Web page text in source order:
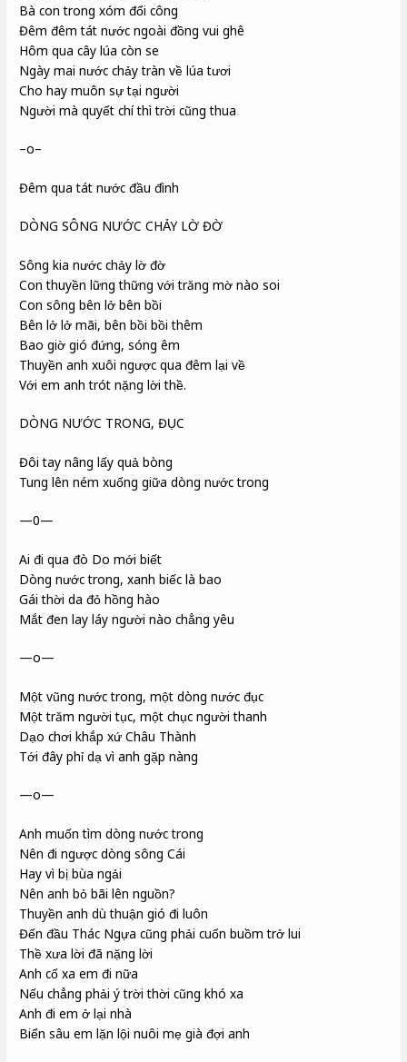
Bà con trong xóm đổi công
Đêm đêm tát nước ngoài đồng vui ghê
Hôm qua cây lúa còn se
Ngày mai nước chảy tràn về lúa tươi
Cho hay muôn sự tại người
Người mà quyết chí thì trời cũng thua
–o–
Đêm qua tát nước đầu đình
DÒNG SÔNG NƯỚC CHẢY LỜ ĐỜ
Sông kia nước chảy lờ đờ
Con thuyền lững thững với trăng mờ nào soi
Con sông bên lở bên bồi
Bên lở lở mãi, bên bồi bồi thêm
Bao giờ gió đứng, sóng êm
Thuyền anh xuôi ngược qua đêm lại về
Với em anh trót nặng lời thề.
DÒNG NƯỚC TRONG, ĐỤC
Đôi tay nâng lấy quả bòng
Tung lên ném xuống giữa dòng nước trong
—0—
Ai đi qua đò Do mới biết
Dòng nước trong, xanh biếc là bao
Gái thời da đỏ hồng hào
Mắt đen lay láy người nào chẳng yêu
—o—
Một vũng nước trong, một dòng nước đục
Một trăm người tục, một chục người thanh
Dạo chơi khắp xứ Châu Thành
Tới đây phỉ dạ vì anh gặp nàng
—o—
Anh muốn tìm dòng nước trong
Nên đi ngược dòng sông Cái
Hay vì bị bùa ngải
Nên anh bỏ bãi lên nguồn?
Thuyền anh dù thuận gió đi luôn
Đến đầu Thác Ngựa cũng phải cuốn buồm trở lui
Thề xưa lời đã nặng lời
Anh cố xa em đi nữa
Nếu chẳng phải ý trời thời cũng khó xa
Anh đi em ở lại nhà
Biển sâu em lặn lội nuôi mẹ già đợi anh